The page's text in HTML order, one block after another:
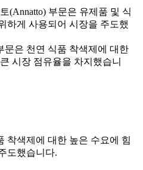
(Annatto) 부문은 유제품 및 식
하게 사용되어 시장을 주도했
문은 천연 식품 착색제에 대한
시장 점유율을 차지했습니
착색제에 대한 높은 수요에 힘
도했습니다.